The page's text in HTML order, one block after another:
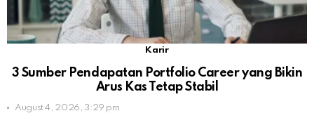
Karir
3 Sumber Pendapatan Portfolio Career yang Bikin
Arus Kas Tetap Stabil
August 4, 2026, 3:29 pm